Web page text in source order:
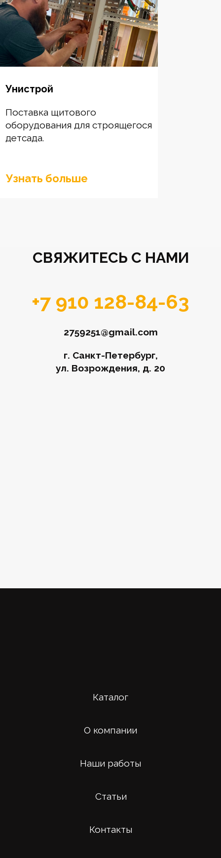
Узнать больше
Унистрой
Поставка щитового
оборудования для строящегося
детсада.
СВЯЖИТЕСЬ С НАМИ
+7 910 128-84-63
2759251@gmail.com
г. Санкт-Петербург,
ул. Возрождения, д. 20
Каталог
О компании
Наши работы
Статьи
Контакты